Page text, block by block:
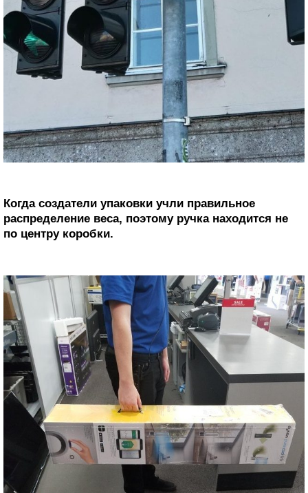
Когда создатели упаковки учли правильное
распределение веса, поэтому ручка находится не
по центру коробки.